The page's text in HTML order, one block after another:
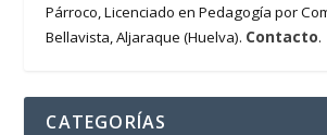
Párroco, Licenciado en Pedagogía por
Bellavista, Aljaraque (Huelva). Contacto.
CATEGORÍAS